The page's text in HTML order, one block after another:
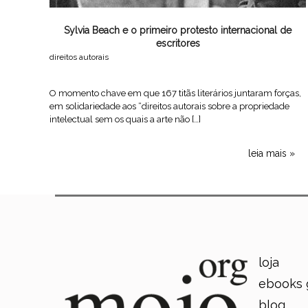
Sylvia Beach e o primeiro protesto internacional de
escritores
direitos autorais
O momento chave em que 167 titãs literários juntaram forças,
em solidariedade aos “direitos autorais sobre a propriedade
intelectual sem os quais a arte não […]
leia mais
loja
ebooks
blog